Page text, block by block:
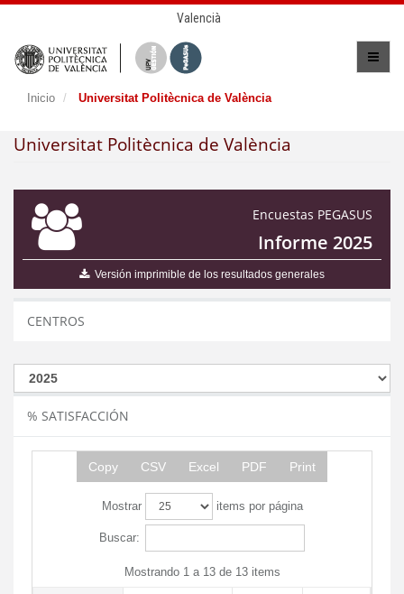
Valencià
Inicio Universitat Politècnica de València
Universitat Politècnica de València
Encuestas PEGASUS
Informe 2025
Versión imprimible de los resultados generales
CENTROS
% SATISFACCIÓN
Copy CSV Excel PDF Print
Mostrar items por página
Buscar:
Mostrando 1 a 13 de 13 items